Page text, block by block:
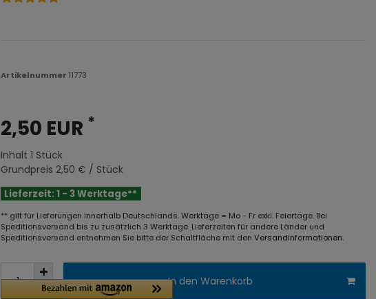
Artikelnummer 11773
2,50 EUR *
Inhalt 1 Stück
Grundpreis 2,50 € / Stück
Lieferzeit: 1 - 3 Werktage**
** gilt für Lieferungen innerhalb Deutschlands. Werktage = Mo - Fr exkl. Feiertage. Bei
Speditionsversand bis zu zusätzlich 3 Werktage. Lieferzeiten für andere Länder und
Speditionsversand entnehmen Sie bitte der Schaltfläche mit den Versandinformationen.
In den Warenkorb